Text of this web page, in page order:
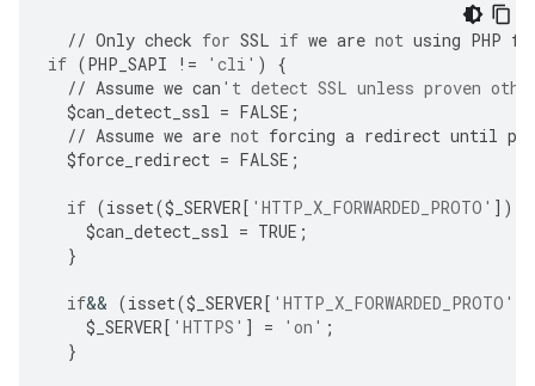
// Only check for SSL if we are not using PHP
if (PHP_SAPI != 'cli' )
{
// Assume we can 't detect SSL unless proven
$can_detect_ssl = FALSE ;
// Assume we are not forcing a redirect until
$force_redirect = FALSE ;
if (isset($ _SERVER [ 'HTTP_X_FORWARDED_PROTO' ])
$can_detect_ssl = TRUE ;
}
if&& (isset($ _SERVER [ 'HTTP_X_FORWARDED_PROTO'
$ _SERVER [ 'HTTPS' ] = 'on' ;
}